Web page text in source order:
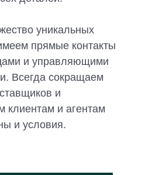
уникальных
прямые контакты
и управляющими
Всегда сокращаем
и
клиентам и агентам
и условия.